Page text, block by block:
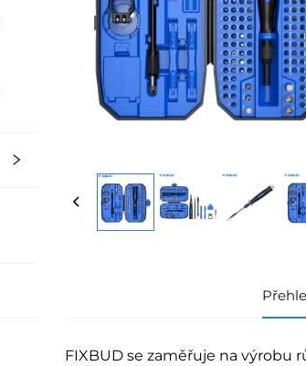
FIXBUD se zaměřuje na výrobu